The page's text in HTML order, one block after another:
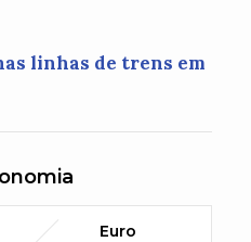
linhas de trens em
Euro